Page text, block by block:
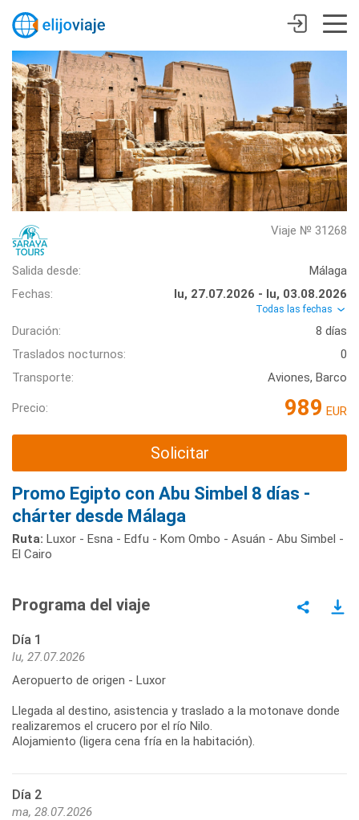
Viaje № 31268
Salida desde:
Málaga
Fechas:
lu, 27.07.2026 - lu, 03.08.2026
Todas las fechas
Duración:
8 días
Traslados nocturnos:
0
Transporte:
Aviones, Barco
Precio: 989 EUR
Solicitar
Promo Egipto con Abu Simbel 8 días -
chárter desde Málaga
Ruta: Luxor - Esna - Edfu - Kom Ombo - Asuán - Abu Simbel -
El Cairo
Programa del viaje
Día 1
lu, 27.07.2026
Aeropuerto de origen - Luxor
Llegada al destino, asistencia y traslado a la motonave donde
realizaremos el crucero por el río Nilo.
Alojamiento (ligera cena fría en la habitación).
Día 2
ma, 28.07.2026